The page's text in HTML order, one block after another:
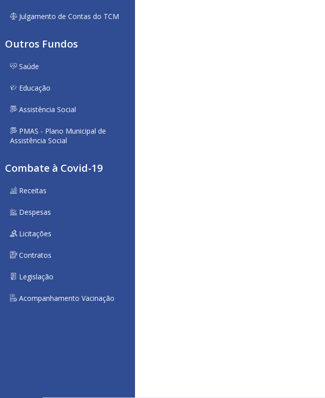
Julgamento de Contas do TCM
Outros Fundos
Saúde
Educação
Assistência Social
PMAS - Plano Municipal de
Assistência Social
Combate à Covid-19
Receitas
Despesas
Licitações
Contratos
Legislação
Acompanhamento Vacinação